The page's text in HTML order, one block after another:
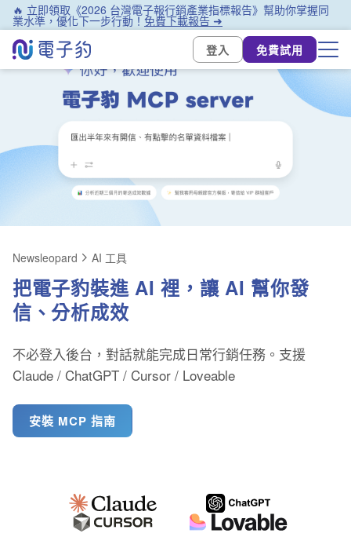
🔥 立即領取《2026 台灣電子報行銷產業指標報告》幫助你掌握同
業水準，優化下一步行動！免費下載報告 ➜
登入
免費試用
Newsleopard AI 工具
把電子豹裝進 AI 裡，讓 AI 幫你發
信、分析成效
不必登入後台，對話就能完成日常行銷任務。支援
Claude / ChatGPT / Cursor / Loveable
安裝 MCP 指南